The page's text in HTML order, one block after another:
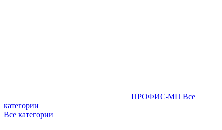
ПРОФИС-МП Все
категории
Все категории